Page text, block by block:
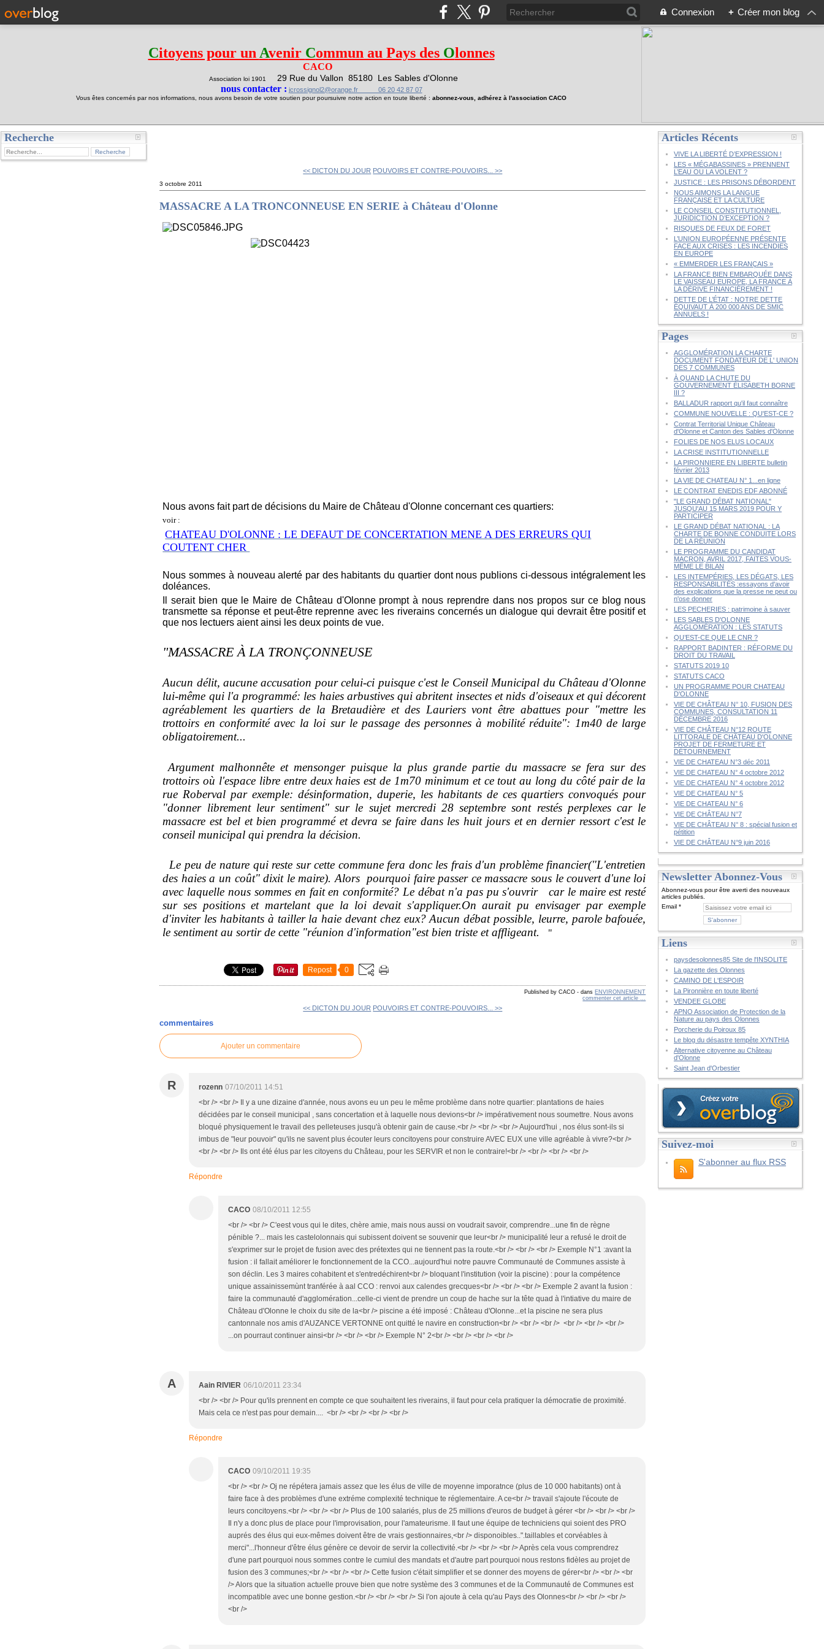
Connexion + Créer mon blog
Citoyens pour un Avenir Commun au Pays des Olonnes
CACO
Association loi 1901 29 Rue du Vallon 85180 Les Sables d'Olonne
nous contacter : jcrossignol2@orange.fr 06 20 42 87 07
Vous êtes concernés par nos informations, nous avons besoin de votre soutien pour poursuivre notre action en toute liberté : abonnez-vous, adhérez à l'association CACO
Recherche
<< DICTON DU JOUR POUVOIRS ET CONTRE-POUVOIRS... >>
3 octobre 2011
MASSACRE A LA TRONCONNEUSE EN SERIE à Château d'Olonne
Nous avons fait part de décisions du Maire de Château d'Olonne concernant ces quartiers:
voir :
CHATEAU D'OLONNE : LE DEFAUT DE CONCERTATION MENE A DES ERREURS QUI
COUTENT CHER
Nous sommes à nouveau alerté par des habitants du quartier dont nous publions ci-dessous intégralement les
doléances.
Il serait bien que le Maire de Château d'Olonne prompt à nous reprendre dans nos propos sur ce blog nous
transmette sa réponse et peut-être reprenne avec les riverains concernés un dialogue qui devrait être positif et
que nos lectuers aient ainsi les deux points de vue.
"MASSACRE À LA TRONÇONNEUSE
Aucun délit, aucune accusation pour celui-ci puisque c'est le Conseil Municipal du Château d'Olonne
lui-même qui l'a programmé: les haies arbustives qui abritent insectes et nids d'oiseaux et qui décorent
agréablement les quartiers de la Bretaudière et des Lauriers vont être abattues pour "mettre les
trottoirs en conformité avec la loi sur le passage des personnes à mobilité réduite": 1m40 de large
obligatoirement...
Argument malhonnête et mensonger puisque la plus grande partie du massacre se fera sur des
trottoirs où l'espace libre entre deux haies est de 1m70 minimum et ce tout au long du côté pair de la
rue Roberval par exemple: désinformation, duperie, les habitants de ces quartiers convoqués pour
"donner librement leur sentiment" sur le sujet mercredi 28 septembre sont restés perplexes car le
massacre est bel et bien programmé et devra se faire dans les huit jours et en dernier ressort c'est le
conseil municipal qui prendra la décision.
Le peu de nature qui reste sur cette commune fera donc les frais d'un problème financier("L'entretien
des haies a un coût" dixit le maire). Alors pourquoi faire passer ce massacre sous le couvert d'une loi
avec laquelle nous sommes en fait en conformité? Le débat n'a pas pu s'ouvrir car le maire est resté
sur ses positions et martelant que la loi devait s'appliquer.On aurait pu envisager par exemple
d'inviter les habitants à tailler la haie devant chez eux? Aucun débat possible, leurre, parole bafouée,
le sentiment au sortir de cette "réunion d'information"est bien triste et affligeant.
"
Repost 0
Published by CACO - dans ENVIRONNEMENT
commenter cet article
<< DICTON DU JOUR POUVOIRS ET CONTRE-POUVOIRS... >>
commentaires
Ajouter un commentaire
R rozenn 07/10/2011 14:51
<br /> <br /> Il y a une dizaine d'année, nous avons eu un peu le même problème dans notre quartier: plantations de haies
décidées par le conseil municipal , sans concertation et à laquelle nous devions<br /> impérativement nous soumettre. Nous avons
bloqué physiquement le travail des pelleteuses jusqu'à obtenir gain de cause.<br /> <br /> <br /> Aujourd'hui , nos élus sont-ils si
imbus de "leur pouvoir" qu'ils ne savent plus écouter leurs concitoyens pour construire AVEC EUX une ville agréable à vivre?<br />
<br /> <br /> Ils ont été élus par les citoyens du Château, pour les SERVIR et non le contraire!<br /> <br /> <br /> <br />
Répondre
CACO 08/10/2011 12:55
<br /> <br /> C'eest vous qui le dites, chère amie, mais nous aussi on voudrait savoir, comprendre...une fin de règne
pénible ?... mais les castelolonnais qui subissent doivent se souvenir que leur<br /> municipalité leur a refusé le droit de
s'exprimer sur le projet de fusion avec des prétextes qui ne tiennent pas la route.<br /> <br /> <br /> Exemple N°1 :avant la
fusion : il fallait améliorer le fonctionnement de la CCO...aujourd'hui notre pauvre Communauté de Communes assiste à
son déclin. Les 3 maires cohabitent et s'entredéchirent<br /> bloquant l'institution (voir la piscine) : pour la compétence
unique assainissemùnt tranférée à aal CCO : renvoi aux calendes grecques<br /> <br /> <br /> Exemple 2 avant la fusion :
faire la communauté d'agglomération...celle-ci vient de prendre un coup de hache sur la tête quad à l'intiative du maire de
Château d'Olonne le choix du site de la<br /> piscine a été imposé : Château d'Olonne...et la piscine ne sera plus
cantonnale nos amis d'AUZANCE VERTONNE ont quitté le navire en construction<br /> <br /> <br /> <br /> <br /> <br />
...on pourraut continuer ainsi<br /> <br /> <br /> Exemple N° 2<br /> <br /> <br /> <br />
A Aain RIVIER 06/10/2011 23:34
<br /> <br /> Pour qu'ils prennent en compte ce que souhaitent les riverains, il faut pour cela pratiquer la démocratie de proximité.
Mais cela ce n'est pas pour demain.... <br /> <br /> <br /> <br />
Répondre
CACO 09/10/2011 19:35
<br /> <br /> Oj ne répétera jamais assez que les élus de ville de moyenne imporatnce (plus de 10 000 habitants) ont à
faire face à des problèmes d'une extréme complexité technique te réglementaire. A ce<br /> travail s'ajoute l'écoute de
leurs concitoyens.<br /> <br /> <br /> Plus de 100 salariés, plus de 25 millions d'euros de budget à gérer <br /> <br /> <br />
Il n'y a donc plus de place pour l'improvisation, pour l'amateurisme. Il faut une équipe de techniciens qui soient des PRO
auprés des élus qui eux-mêmes doivent être de vrais gestionnaires,<br /> disponoibles..".taillables et corvéables à
merci"...l'honneur d'être élus génère ce devoir de servir la collectivité.<br /> <br /> <br /> Après cela vous comprendrez
d'une part pourquoi nous sommes contre le cumiul des mandats et d'autre part pourquoi nous restons fidèles au projet de
fusion des 3 communes;<br /> <br /> <br /> Cette fusion c'était simplifier et se donner des moyens de gérer<br /> <br /> <br
/> Alors que la situation actuelle prouve bien que notre système des 3 communes et de la Communauté de Communes est
incompatible avec une bonne gestion.<br /> <br /> <br /> Si l'on ajoute à cela qu'au Pays des Olonnes<br /> <br /> <br />
<br />
Articles Récents
VIVE LA LIBERTÉ D’EXPRESSION !
LES « MÉGABASSINES » PRENNENT
L’EAU OU LA VOLENT ?
JUSTICE : LES PRISONS DÉBORDENT
NOUS AIMONS LA LANGUE
FRANÇAISE ET LA CULTURE
LE CONSEIL CONSTITUTIONNEL,
JURIDICTION D’EXCEPTION ?
RISQUES DE FEUX DE FORET
L’UNION EUROPÉENNE PRÉSENTE
FACE AUX CRISES : LES INCENDIES
EN EUROPE
« EMMERDER LES FRANÇAIS »
LA FRANCE BIEN EMBARQUÉE DANS
LE VAISSEAU EUROPE, LA FRANCE À
LA DÉRIVE FINANCIÈREMENT !
DETTE DE L’ÉTAT : NOTRE DETTE
ÉQUIVAUT À 200 000 ANS DE SMIC
ANNUELS !
Pages
AGGLOMÉRATION LA CHARTE
DOCUMENT FONDATEUR DE L' UNION
DES 7 COMMUNES
À QUAND LA CHUTE DU
GOUVERNEMENT ÉLISABETH BORNE
III ?
BALLADUR rapport qu'il faut connaître
COMMUNE NOUVELLE : QU'EST-CE ?
Contrat Territorial Unique Château
d'Olonne et Canton des Sables d'Olonne
FOLIES DE NOS ELUS LOCAUX
LA CRISE INSTITUTIONNELLE
LA PIRONNIERE EN LIBERTE bulletin
février 2013
LA VIE DE CHATEAU N° 1...en ligne
LE CONTRAT ENEDIS EDF ABONNÉ
"LE GRAND DÉBAT NATIONAL"
JUSQU'AU 15 MARS 2019 POUR Y
PARTICIPER
LE GRAND DÉBAT NATIONAL : LA
CHARTE DE BONNE CONDUITE LORS
DE LA RÉUNION
LE PROGRAMME DU CANDIDAT
MACRON, AVRIL 2017, FAITES VOUS-
MÊME LE BILAN
LES INTEMPÉRIES, LES DÉGATS, LES
RESPONSABILITÉS :essayons d'avoir
des explications que la presse ne peut ou
n'ose donner
LES PECHERIES : patrimoine à sauver
LES SABLES D'OLONNE
AGGLOMÉRATION : LES STATUTS
QU’EST-CE QUE LE CNR ?
RAPPORT BADINTER : RÉFORME DU
DROIT DU TRAVAIL
STATUTS 2019 10
STATUTS CACO
UN PROGRAMME POUR CHATEAU
D'OLONNE
VIE DE CHÂTEAU N° 10, FUSION DES
COMMUNES, CONSULTATION 11
DÉCEMBRE 2016
VIE DE CHÂTEAU N°12 ROUTE
LITTORALE DE CHÂTEAU D'OLONNE
PROJET DE FERMETURE ET
DÉTOURNEMENT
VIE DE CHATEAU N°3 déc 2011
VIE DE CHATEAU N° 4 octobre 2012
VIE DE CHATEAU N° 4 octobre 2012
VIE DE CHATEAU N° 5
VIE DE CHATEAU N° 6
VIE DE CHÂTEAU N°7
VIE DE CHÂTEAU N° 8 : spécial fusion et
pétition
VIE DE CHÂTEAU N°9 juin 2016
Newsletter Abonnez-Vous
Abonnez-vous pour être averti des nouveaux
articles publiés.
Email
Liens
paysdesolonnes85 Site de l'INSOLITE
La gazette des Olonnes
CAMINO DE L'ESPOIR
La Pironnière en toute liberté
VENDEE GLOBE
APNO Association de Protection de la
Nature au pays des Olonnes
Porcherie du Poiroux 85
Le blog du désastre tempête XYNTHIA
Alternative citoyenne au Château
d'Olonne
Saint Jean d'Orbestier
Suivez-moi
S'abonner au flux RSS